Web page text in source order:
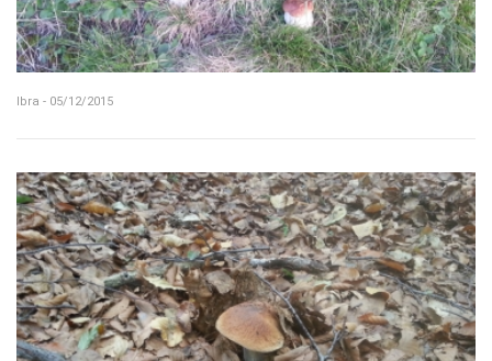
Ibra - 05/12/2015